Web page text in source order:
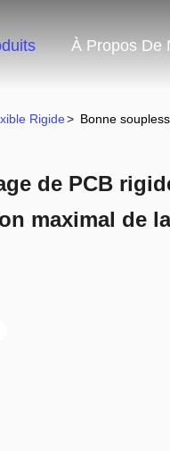
À Propos De
Rigide> Bonne
de PCB
maximal de